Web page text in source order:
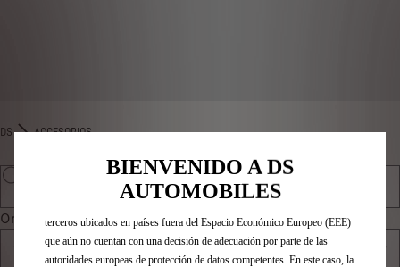
DS ACCESORIOS
Ordenar por
Todos los productos
BIENVENIDO A DS
AUTOMOBILES
Herramientas mejoran la usabilidad y el rendimiento mediante diversas
búsqueda, y contribuyen a mejorar lo que te ofrecemos. Nuestro sitio web
también puede utilizar Herramientas de terceros para mostrar publicidad
terceros ubicados en países fuera del Espacio Económico Europeo (EEE)
que aún no cuentan con una decisión de adecuación por parte de las
autoridades europeas de protección de datos competentes. En este caso, la